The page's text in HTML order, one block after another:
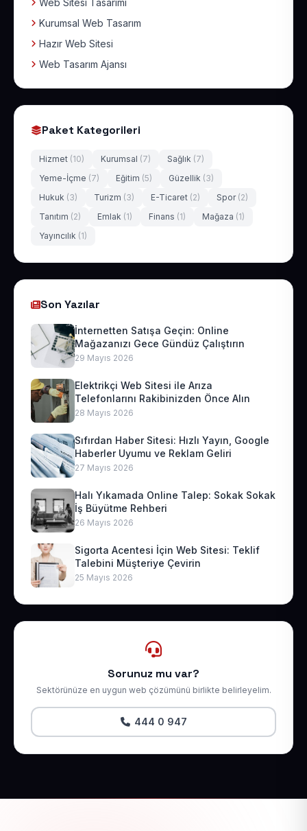
Web Sitesi Tasarımı
Kurumsal Web Tasarım
Hazır Web Sitesi
Web Tasarım Ajansı
Paket Kategorileri
Hizmet (10) Kurumsal (7) Sağlık (7)
Yeme-İçme (7) Eğitim (5) Güzellik (3)
Hukuk (3) Turizm (3) E-Ticaret (2) Spor (2)
Tanıtım (2) Emlak (1) Finans (1) Mağaza (1)
Yayıncılık (1)
Son Yazılar
İnternetten Satışa Geçin: Online
Mağazanızı Gece Gündüz Çalıştırın
29 Mayıs 2026
Elektrikçi Web Sitesi ile Arıza
Telefonlarını Rakibinizden Önce Alın
28 Mayıs 2026
Sıfırdan Haber Sitesi: Hızlı Yayın, Google
Haberler Uyumu ve Reklam Geliri
27 Mayıs 2026
Halı Yıkamada Online Talep: Sokak Sokak
İş Büyütme Rehberi
26 Mayıs 2026
Sigorta Acentesi İçin Web Sitesi: Teklif
Talebini Müşteriye Çevirin
25 Mayıs 2026
Sorunuz mu var?
Sektörünüze en uygun web çözümünü birlikte belirleyelim.
444 0 947